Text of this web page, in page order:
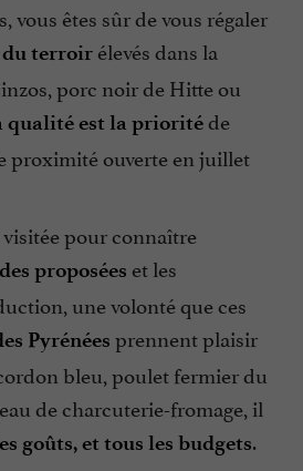
vous êtes sûr de vous régaler
terroir élevés dans la
porc noir de Hitte ou
qualité est la prioritéde
proximité ouverte en juillet
pour connaître
proposées et les
une volonté que ces
Pyrénées prennent plaisir
bleu, poulet fermier du
de charcuterie-fromage, il
goûts, et tous les budgets.